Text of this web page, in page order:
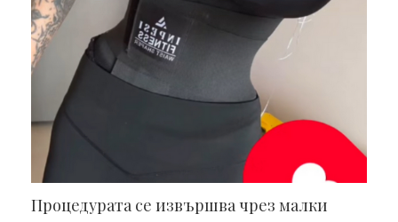
Процедурата се извършва чрез малки